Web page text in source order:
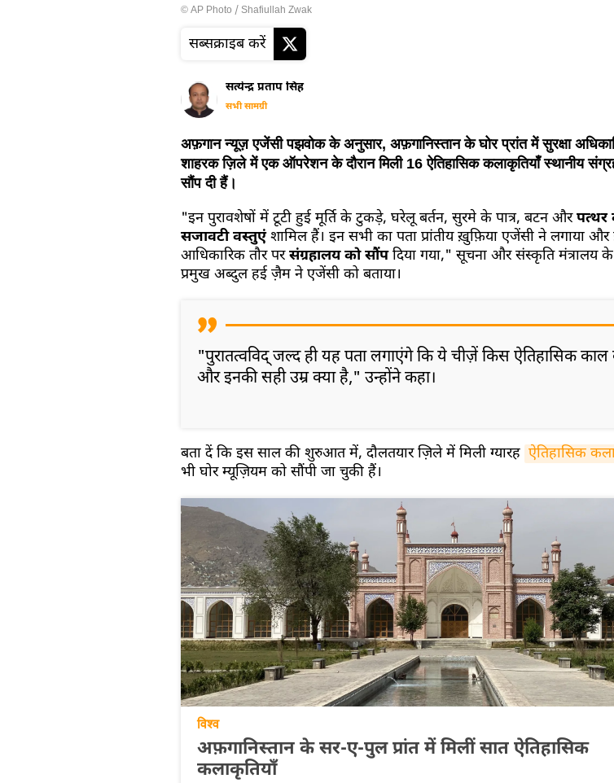
© AP Photo / Shafiullah Zwak
सब्सक्राइब करें
सत्येन्द्र प्रताप सिंह
सभी सामग्री
अफ़गान न्यूज़ एजेंसी पझवोक के अनुसार, अफ़गानिस्तान के घोर प्रांत में सुरक्षा
शाहरक ज़िले में एक ऑपरेशन के दौरान मिली 16 ऐतिहासिक कलाकृतियाँ स्थानीय
सौंप दी हैं।
"इन पुरावशेषों में टूटी हुई मूर्ति के टुकड़े, घरेलू बर्तन, सुरमे के पात्र, बटन औरपत्थर
सजावटी वस्तुएंशामिल हैं। इन सभी का पता प्रांतीय ख़ुफ़िया एजेंसी ने लगाया और
आधिकारिक तौर परसंग्रहालय को सौंपदिया गया," सूचना और संस्कृति मंत्रालय
प्रमुख अब्दुल हई ज़ैम ने एजेंसी को बताया।
"पुरातत्वविद् जल्द ही यह पता लगाएंगे कि ये चीज़ें किस ऐतिहासिक काल
और इनकी सही उम्र क्या है," उन्होंने कहा।
बता दें कि इस साल की शुरुआत में, दौलतयार ज़िले में मिली ग्यारह ऐतिहासिक
भी घोर म्यूज़ियम को सौंपी जा चुकी हैं।
विश्व
अफ़गानिस्तान के सर-ए-पुल प्रांत में मिलीं सात ऐतिहासिक
कलाकृतियाँ